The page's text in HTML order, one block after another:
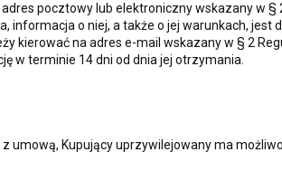
pocztowy lub elektroniczny wskazany w §
informacja o niej, a także o jej warunkach, jest
kierować na adres e-mail wskazany w § 2
w terminie 14 dni od dnia jej otrzymania.
umową, Kupujący uprzywilejowany ma